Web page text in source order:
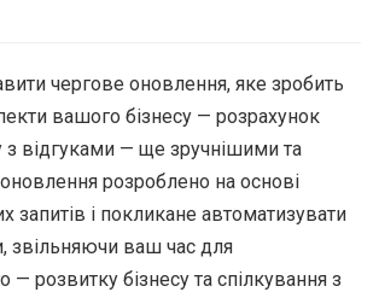
чергове оновлення, яке зробить
вашого бізнесу — розрахунок
з відгуками — ще зручнішими та
розроблено на основі
запитів і покликане автоматизувати
звільняючи ваш час для
розвитку бізнесу та спілкування з